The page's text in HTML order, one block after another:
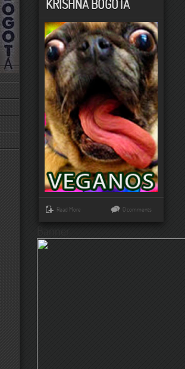
KRISHNA BOGOTA
Read More 0 comments
Banner